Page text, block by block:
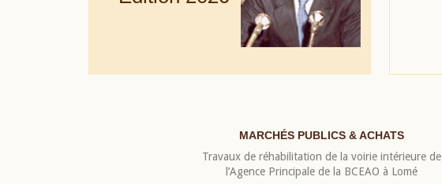
MARCHÉS PUBLICS & ACHATS
Travaux de réhabilitation de la voirie intérieure de
l’Agence Principale de la BCEAO à Lomé